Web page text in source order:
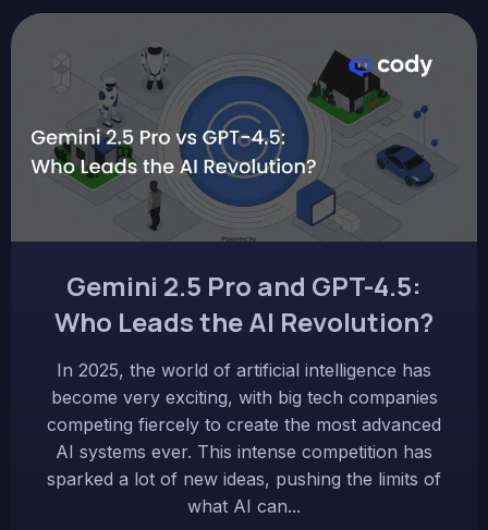
Gemini 2.5 Pro and GPT-4.5:
Who Leads the AI Revolution?
In 2025, the world of artificial intelligence has
become very exciting, with big tech companies
competing fiercely to create the most advanced
AI systems ever. This intense competition has
sparked a lot of new ideas, pushing the limits of
what AI can...